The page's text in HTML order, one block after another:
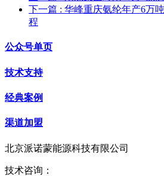
下一篇 : 华峰重庆氨纶年产6万
程
公众号单页
技术支持
经典案例
渠道加盟
北京派诺蒙能源科技有限公司
技术咨询：